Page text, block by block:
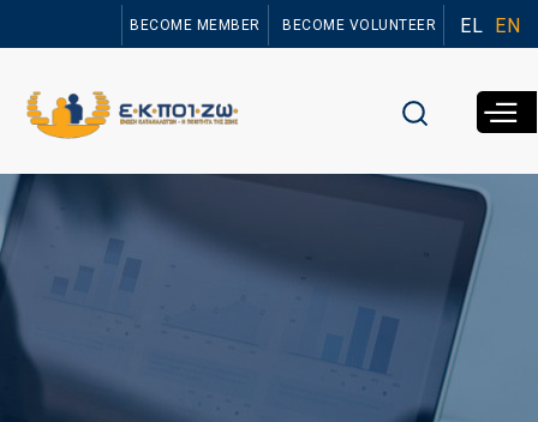
main
EL EN
BECOME MEMBER BECOME VOLUNTEER